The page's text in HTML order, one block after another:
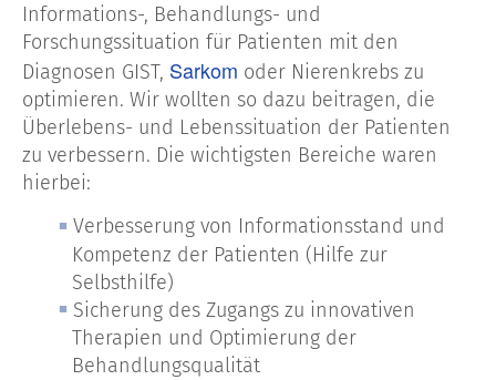
Informations-, Behandlungs- und
Forschungssituation für Patienten mit den
Diagnosen GIST, Sarkom oder Nierenkrebs zu
optimieren. Wir wollten so dazu beitragen, die
Überlebens- und Lebenssituation der Patienten
zu verbessern. Die wichtigsten Bereiche waren
hierbei:
Verbesserung von Informationsstand und
Kompetenz der Patienten (Hilfe zur
Selbsthilfe)
Sicherung des Zugangs zu innovativen
Therapien und Optimierung der
Behandlungsqualität